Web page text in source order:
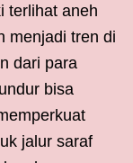
terlihat aneh
menjadi tren di
dari para
bisa
jalur saraf